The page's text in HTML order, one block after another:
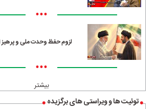
•••
لزوم حفظ وحدت ملی و پرهیز
•••
بیشتر
توئیت ها و ویراستی های برگزیده